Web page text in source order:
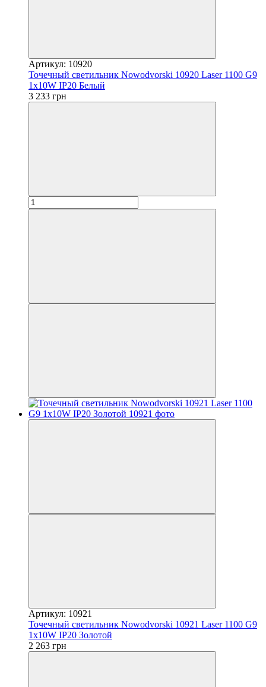
Артикул: 10920
Точечный светильник Nowodvorski 10920 Laser 1100 G9
1x10W IP20 Белый
3 233 грн
Артикул: 10921
Точечный светильник Nowodvorski 10921 Laser 1100 G9
1x10W IP20 Золотой
2 263 грн